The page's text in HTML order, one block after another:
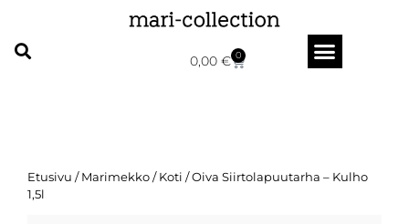
0,00 € 0
Etusivu /Marimekko/Koti / Oiva Siirtolapuutarha – Kulho
1,5l